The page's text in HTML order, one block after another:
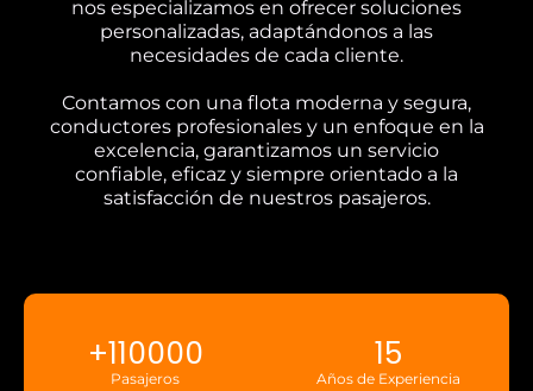
nos especializamos en ofrecer soluciones
personalizadas, adaptándonos a las
necesidades de cada cliente.
Contamos con una flota moderna y segura,
conductores profesionales y un enfoque en la
excelencia, garantizamos un servicio
confiable, eficaz y siempre orientado a la
satisfacción de nuestros pasajeros.
Pasajeros
+110000
Años de Experiencia
15